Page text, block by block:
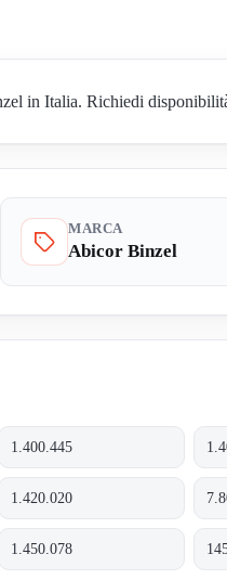
in Italia. Richiedi
MARCA
Abicor Binzel
1.400.445
1.420.020
1.450.078